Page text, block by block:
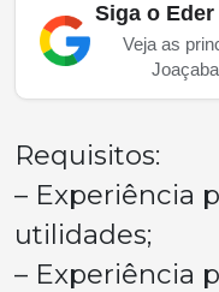
Siga o
Veja as
Requisitos:
– Experiência
utilidades;
– Experiência